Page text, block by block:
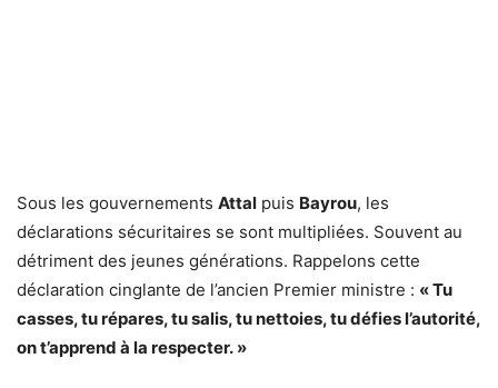
Sous les gouvernements Attal puis Bayrou, les
déclarations sécuritaires se sont multipliées. Souvent au
détriment des jeunes générations. Rappelons cette
déclaration cinglante de l’ancien Premier ministre : « Tu
casses, tu répares, tu salis, tu nettoies, tu défies l’autorité,
on t’apprend à la respecter. »